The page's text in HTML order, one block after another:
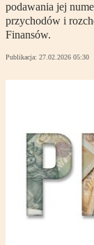
podawania jej
przychodów i
Finansów.
Publikacja: 27.02.2026 05:30